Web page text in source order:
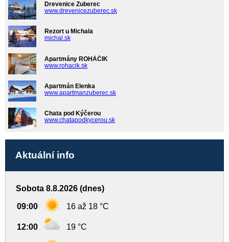
Drevenice Zuberec
www.drevenicezuberec.sk
Rezort u Michala
michal.sk
Apartmány ROHÁČIK
www.rohacik.sk
Apartmán Elenka
www.apartmanzuberec.sk
Chata pod Kýčerou
www.chatapodkycerou.sk
Aktuální info
Sobota 8.8.2026 (dnes)
09:00 16 až 18 °C
12:00 19 °C